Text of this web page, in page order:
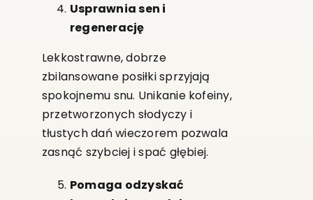
Usprawnia sen i
regenerację
Lekkostrawne, dobrze
zbilansowane posiłki sprzyjają
spokojnemu snu. Unikanie kofeiny,
przetworzonych słodyczy i
tłustych dań wieczorem pozwala
zasnąć szybciej i spać głębiej.
Pomaga odzyskać